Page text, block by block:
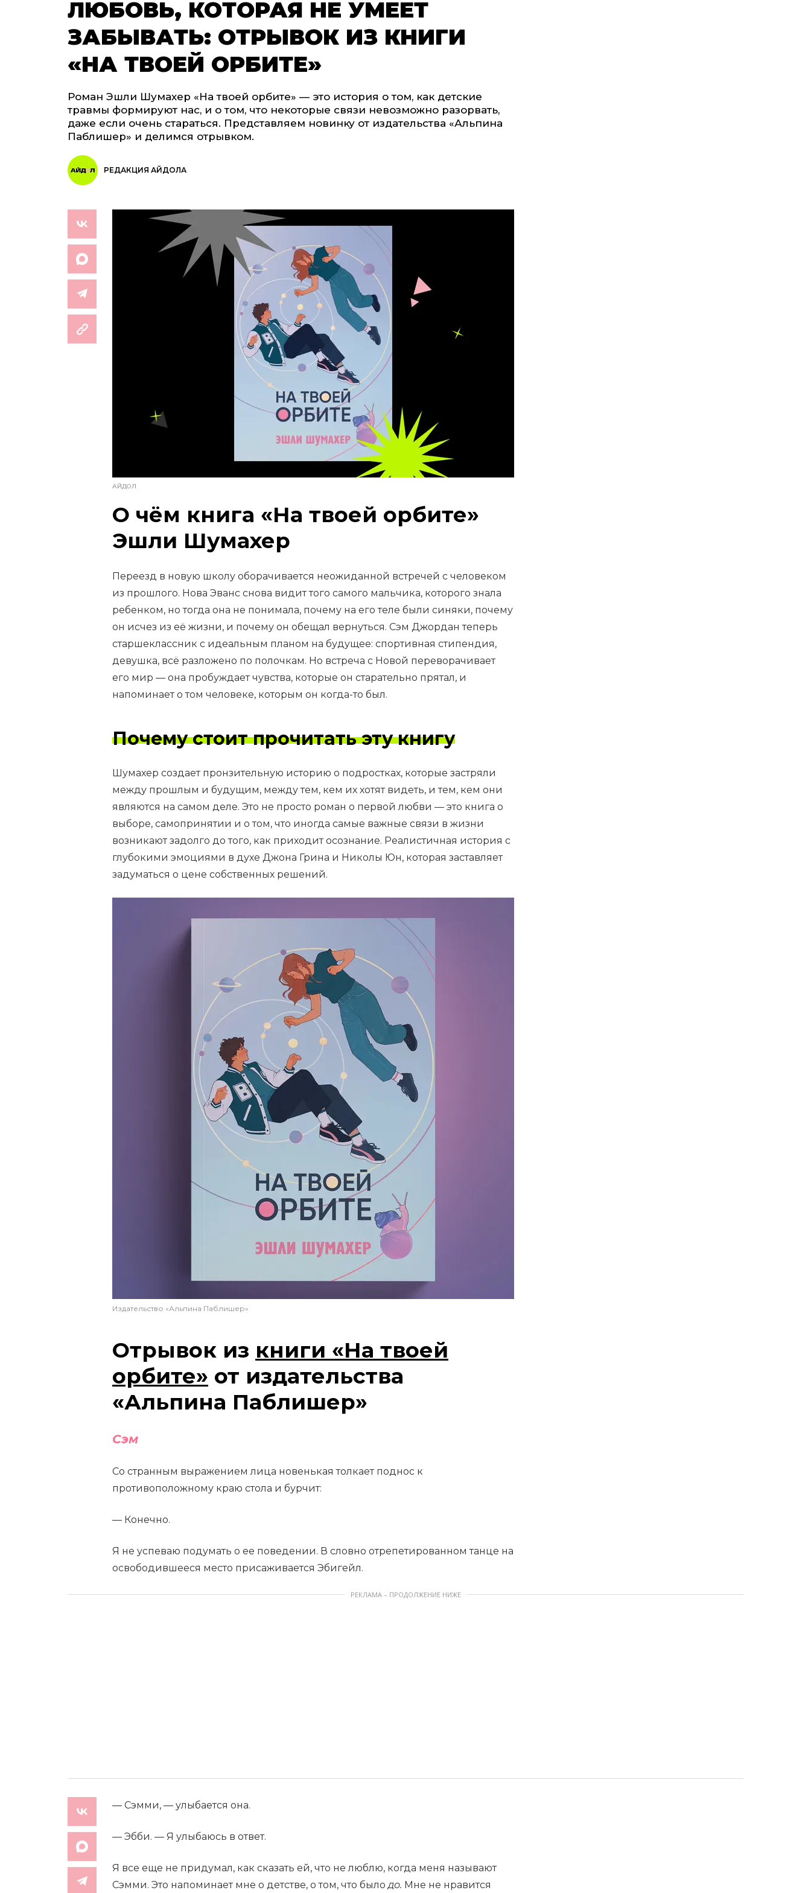
ЛЮБОВЬ, КОТОРАЯ НЕ УМЕЕТ
ЗАБЫВАТЬ: ОТРЫВОК ИЗ КНИГИ
«НА ТВОЕЙ ОРБИТЕ»
Роман Эшли Шумахер «На твоей орбите» — это история о том, как детские
травмы формируют нас, и о том, что некоторые связи невозможно разорвать,
даже если очень стараться. Представляем новинку от издательства «Альпина
Паблишер» и делимся отрывком.
РЕДАКЦИЯ АЙДОЛА
АЙДОЛ
О чём книга «На твоей орбите»
Эшли Шумахер
Переезд в новую школу оборачивается неожиданной встречей с человеком
из прошлого. Нова Эванс снова видит того самого мальчика, которого знала
ребенком, но тогда она не понимала, почему на его теле были синяки, почему
он исчез из её жизни, и почему он обещал вернуться. Сэм Джордан теперь
старшеклассник с идеальным планом на будущее: спортивная стипендия,
девушка, всё разложено по полочкам. Но встреча с Новой переворачивает
его мир — она пробуждает чувства, которые он старательно прятал, и
напоминает о том человеке, которым он когда-то был.
Почему стоит прочитать эту книгу
Шумахер создает пронзительную историю о подростках, которые застряли
между прошлым и будущим, между тем, кем их хотят видеть, и тем, кем они
являются на самом деле. Это не просто роман о первой любви — это книга о
выборе, самопринятии и о том, что иногда самые важные связи в жизни
возникают задолго до того, как приходит осознание. Реалистичная история с
глубокими эмоциями в духе Джона Грина и Николы Юн, которая заставляет
задуматься о цене собственных решений.
Издательство «Альпина Паблишер»
Отрывок из книги «На твоей
орбите» от издательства
«Альпина Паблишер»
Сэм
Со странным выражением лица новенькая толкает поднос к
противоположному краю стола и бурчит:
— Конечно.
Я не успеваю подумать о ее поведении. В словно отрепетированном танце на
освободившееся место присаживается Эбигейл.
РЕКЛАМА – ПРОДОЛЖЕНИЕ НИЖЕ
— Сэмми, — улыбается она.
— Эбби. — Я улыбаюсь в ответ.
Я все еще не придумал, как сказать ей, что не люблю, когда меня называют
Сэмми. Это напоминает мне о детстве, о том, что былодо. Мне не нравится